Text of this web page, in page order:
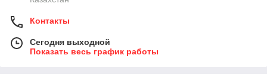
Контакты
Сегодня выходной
Показать весь график работы